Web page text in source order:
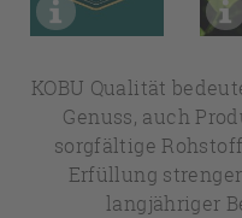
KOBU Qualität
Genuss, auch
sorgfältige
Erfüllung
langjähriger